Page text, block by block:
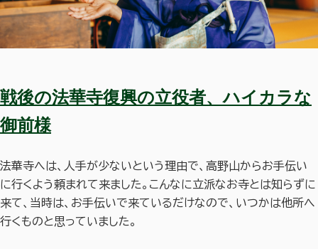
戦後の法華寺復興の立役者、ハイカラな
御前様
法華寺へは、人手が少ないという理由で、高野山からお手伝い
に行くよう頼まれて来ました。こんなに立派なお寺とは知らずに
来て、当時は、お手伝いで来ているだけなので、いつかは他所へ
行くものと思っていました。